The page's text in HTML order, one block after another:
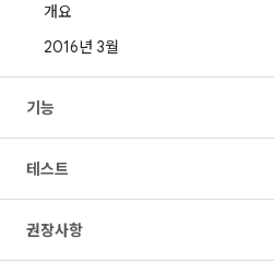
개요
2016년 3월
기능
테스트
권장사항